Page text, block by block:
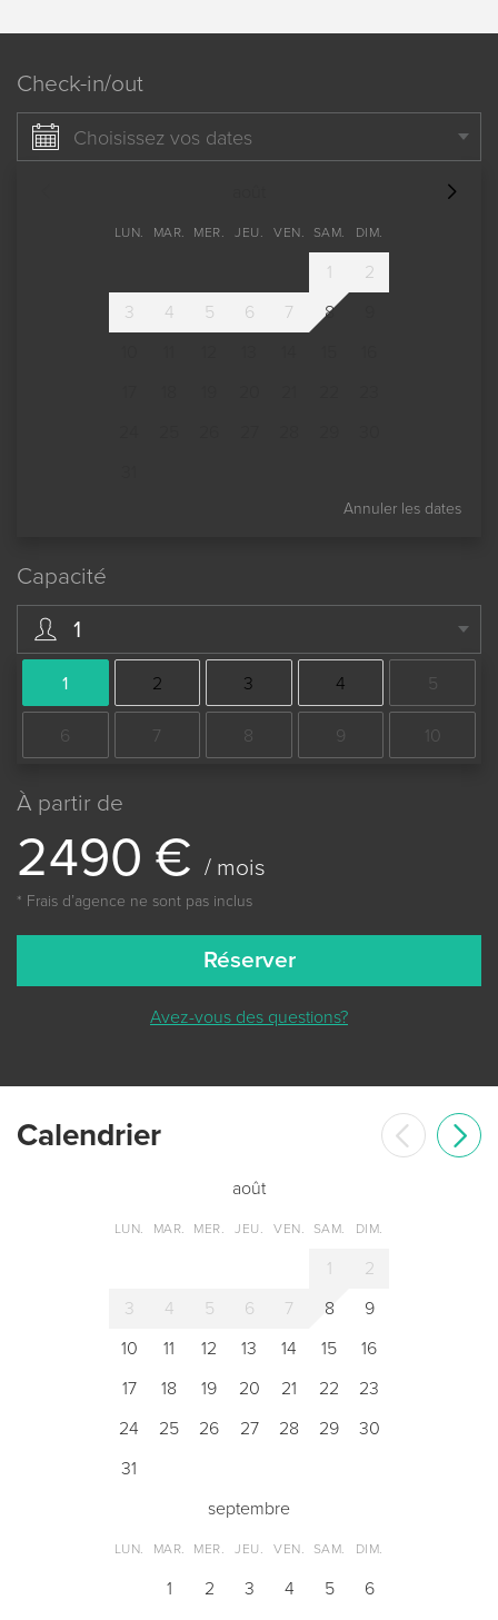
Check-in/out
Choisissez vos dates
LUN. MAR. MER. JEU. VEN. SAM. DIM.
1
2
3
4 5 6 7 8
Annuler les dates
Capacité
1
1 2 3 4 5
6 7 8 9 10
À partir de
2490 € / mois
* Frais dʼagence ne sont pas inclus
Réserver
Avez-vous des questions?
Сalendrier
août
LUN. MAR. MER. JEU. VEN. SAM. DIM.
1
2
3
4 5 6 7 8
9
10
11 12 13 14 15
16
17
18 19 20 21 22
23
24
25 26 27 28 29
30
31
septembre
LUN. MAR. MER. JEU. VEN. SAM. DIM.
1 2 3 4 5
6